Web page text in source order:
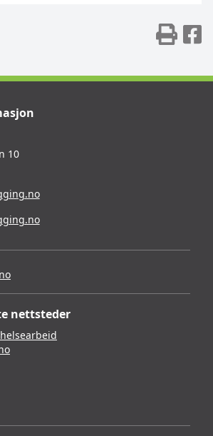
10
nettsteder